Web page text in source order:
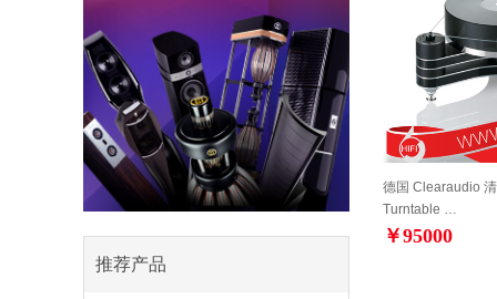
推荐产品
德国 Clearaudio
Turntable …
￥95000